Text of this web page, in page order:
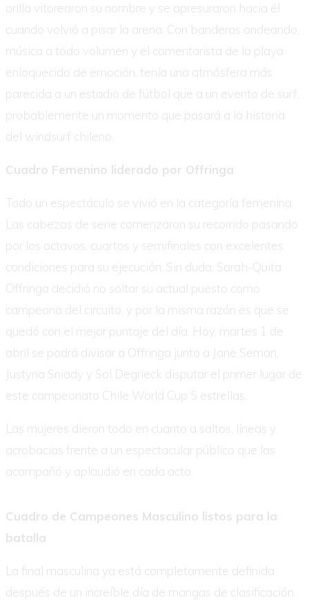
orilla vitorearon su nombre y se apresuraron hacia él
cuando volvió a pisar la arena. Con banderas ondeando,
música a todo volumen y el comentarista de la playa
enloquecido de emoción, tenía una atmósfera más
parecida a un estadio de fútbol que a un evento de surf,
probablemente un momento que pasará a la historia
del windsurf chileno.
Cuadro Femenino liderado por Offringa
Todo un espectáculo se vivió en la categoría femenina.
Las cabezas de serie comenzaron su recorrido pasando
por los octavos, cuartos y semifinales con excelentes
condiciones para su ejecución. Sin duda, Sarah-Quita
Offringa decidió no soltar su actual puesto como
campeona del circuito, y por la misma razón es que se
quedó con el mejor puntaje del día. Hoy, martes 1 de
abril se podrá divisar a Offringa junto a Jane Seman,
Justyna Sniady y Sol Degrieck disputar el primer lugar de
este campeonato Chile World Cup 5 estrellas.
Las mujeres dieron todo en cuanto a saltos, líneas y
acrobacias frente a un espectacular público que las
acompañó y aplaudió en cada acto.
Cuadro de Campeones Masculino listos para la
batalla
La final masculina ya está completamente definida
después de un increíble día de mangas de clasificación.